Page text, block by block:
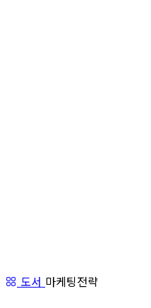
도서 마케팅전략